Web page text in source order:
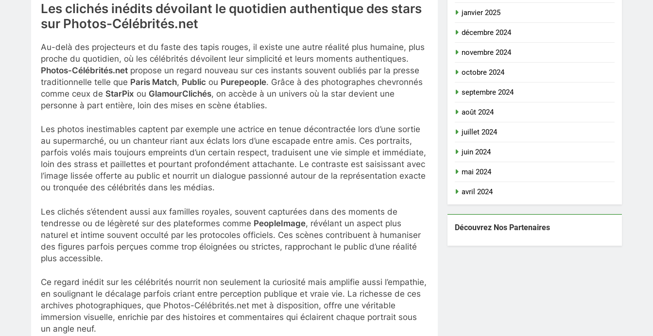
Les clichés inédits dévoilant le quotidien authentique des stars
sur Photos-Célébrités.net
Au-delà des projecteurs et du faste des tapis rouges, il existe une autre réalité plus humaine, plus
proche du quotidien, où les célébrités dévoilent leur simplicité et leurs moments authentiques.
Photos-Célébrités.net propose un regard nouveau sur ces instants souvent oubliés par la presse
traditionnelle telle que Paris Match, Public ou Purepeople. Grâce à des photographes chevronnés
comme ceux de StarPix ou GlamourClichés, on accède à un univers où la star devient une
personne à part entière, loin des mises en scène établies.
Les photos inestimables captent par exemple une actrice en tenue décontractée lors d’une sortie
au supermarché, ou un chanteur riant aux éclats lors d’une escapade entre amis. Ces portraits,
parfois volés mais toujours empreints d’un certain respect, traduisent une vie simple et immédiate,
loin des strass et paillettes et pourtant profondément attachante. Le contraste est saisissant avec
l’image lissée offerte au public et nourrit un dialogue passionné autour de la représentation exacte
ou tronquée des célébrités dans les médias.
Les clichés s’étendent aussi aux familles royales, souvent capturées dans des moments de
tendresse ou de légèreté sur des plateformes comme PeopleImage, révélant un aspect plus
naturel et intime souvent occulté par les protocoles officiels. Ces scènes contribuent à humaniser
des figures parfois perçues comme trop éloignées ou strictes, rapprochant le public d’une réalité
plus accessible.
Ce regard inédit sur les célébrités nourrit non seulement la curiosité mais amplifie aussi l’empathie,
en soulignant le décalage parfois criant entre perception publique et vraie vie. La richesse de ces
archives photographiques, que Photos-Célébrités.net met à disposition, offre une véritable
immersion visuelle, enrichie par des histoires et commentaires qui éclairent chaque portrait sous
un angle neuf.
janvier 2025
décembre 2024
novembre 2024
octobre 2024
septembre 2024
août 2024
juillet 2024
juin 2024
mai 2024
avril 2024
Découvrez Nos Partenaires